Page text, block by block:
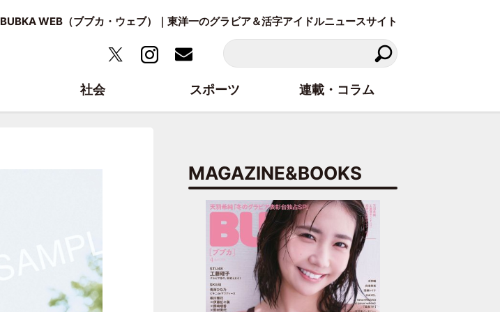
BUBKA WEB（ブブカ・ウェブ）｜東洋一のグラビア＆活字アイドルニュースサイト
MAGAZINE&BOOKS
社会 スポーツ 連載・コラム